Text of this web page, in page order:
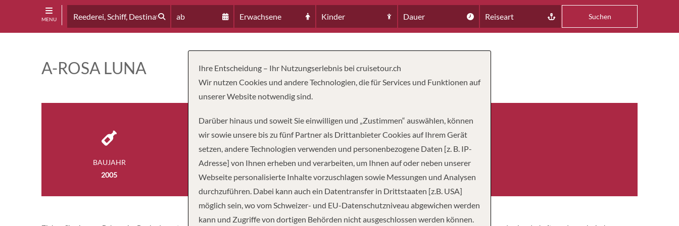
MENU ab Erwachsene Kinder Dauer Reiseart Suchen
A-ROSA LUNA
BAUJAHR
2005
PASSAGIERE
174
Ihre Entscheidung – Ihr Nutzungserlebnis bei cruisetour.ch
Wir nutzen Cookies und andere Technologien, die für Services und Funktionen auf
unserer Website notwendig sind.
Darüber hinaus und soweit Sie einwilligen und „Zustimmen“ auswählen, können
wir sowie unsere bis zu fünf Partner als Drittanbieter Cookies auf Ihrem Gerät
setzen, andere Technologien verwenden und personenbezogene Daten [z. B. IP-
Adresse] von Ihnen erheben und verarbeiten, um Ihnen auf oder neben unserer
Webseite personalisierte Inhalte vorzuschlagen sowie Messungen und Analysen
durchzuführen. Dabei kann auch ein Datentransfer in Drittstaaten [z.B. USA]
möglich sein, wo vom Schweizer- und EU-Datenschutzniveau abgewichen werden
kann und Zugriffe von dortigen Behörden nicht ausgeschlossen werden können.